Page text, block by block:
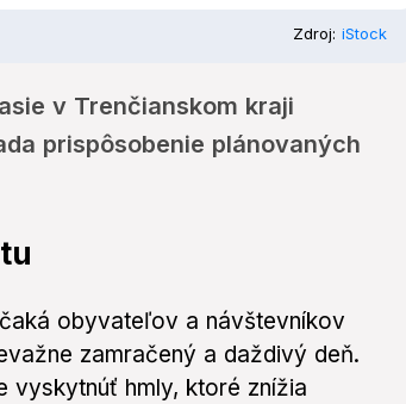
Zdroj: iStock
v Trenčianskom kraji
prispôsobenie plánovaných
obyvateľov a návštevníkov
zamračený a daždivý deň.
vyskytnúť hmly, ktoré znížia